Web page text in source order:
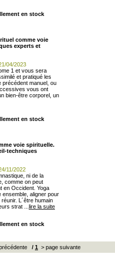
en stock
comme voie
experts et
04/2023
1 et vous sera
et pratiqué les
précédent manuel, ou
vous ont
bien-être corporel, un
en stock
voie spirituelle.
techniques
11/2022
ni de la
comme on peut
en Occident. Yoga
ensemble, aligner pour
L´être humain
strat ... lire la suite
en stock
/ 1 > page suivante